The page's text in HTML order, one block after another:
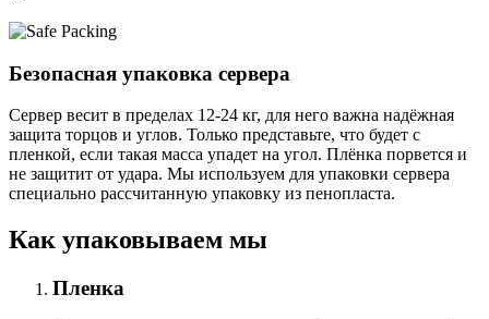
Безопасная упаковка сервера
Сервер весит в пределах 12-24 кг, для него важна надёжная
защита торцов и углов. Только представьте, что будет с
пленкой, если такая масса упадет на угол. Плёнка порвется и
не защитит от удара. Мы используем для упаковки сервера
специально расcчитанную упаковку из пенопласта.
Как упаковываем мы
Пленка